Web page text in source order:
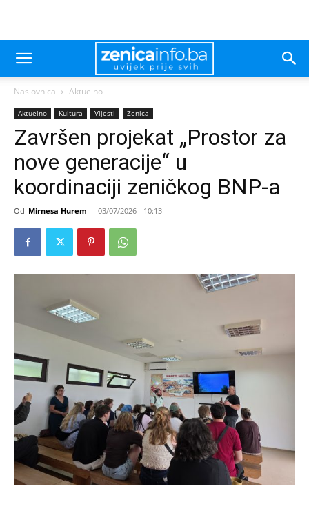
Naslovnica Aktuelno
Aktuelno Kultura Vijesti Zenica
Završen projekat „Prostor za
nove generacije“ u
koordinaciji zeničkog BNP-a
Od Mirnesa Hurem - 03/07/2026 - 10:13